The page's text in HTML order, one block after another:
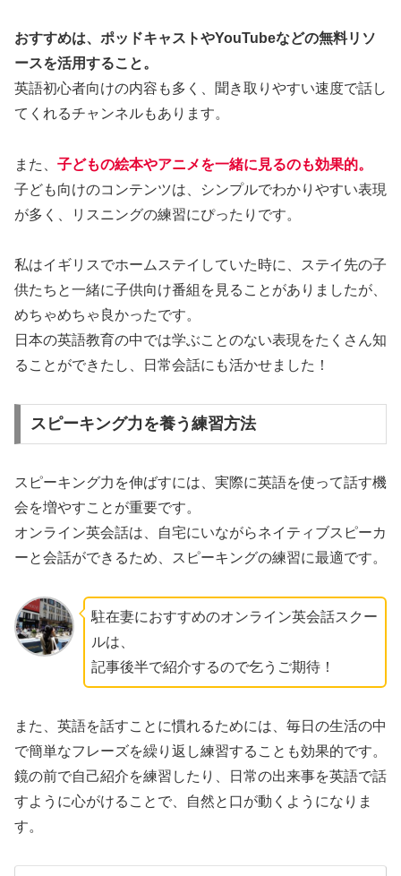
おすすめは、ポッドキャストやYouTubeなどの無料リソ
ースを活用すること。
英語初心者向けの内容も多く、聞き取りやすい速度で話し
てくれるチャンネルもあります。
また、 子どもの絵本やアニメを一緒に見るのも効果的。
子ども向けのコンテンツは、シンプルでわかりやすい表現
が多く、リスニングの練習にぴったりです。
私はイギリスでホームステイしていた時に、ステイ先の子
供たちと一緒に子供向け番組を見ることがありましたが、
めちゃめちゃ良かったです。
日本の英語教育の中では学ぶことのない表現をたくさん知
ることができたし、日常会話にも活かせました！
スピーキング力を養う練習方法
スピーキング力を伸ばすには、実際に英語を使って話す機
会を増やすことが重要です。
オンライン英会話は、自宅にいながらネイティブスピーカ
ーと会話ができるため、スピーキングの練習に最適です。
駐在妻におすすめのオンライン英会話スクー
ルは、
記事後半で紹介するので乞うご期待！
また、英語を話すことに慣れるためには、毎日の生活の中
で簡単なフレーズを繰り返し練習することも効果的です。
鏡の前で自己紹介を練習したり、日常の出来事を英語で話
すように心がけることで、自然と口が動くようになりま
す。